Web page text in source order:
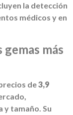
la detección
médicos y en
gemas más
de3,9
y tamaño. Su